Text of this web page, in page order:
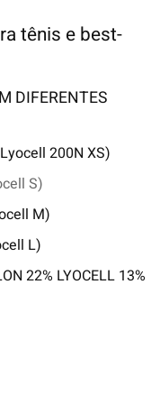
tênis e best-
DIFERENTES
200N XS)
S)
M)
L)
22% LYOCELL 13%